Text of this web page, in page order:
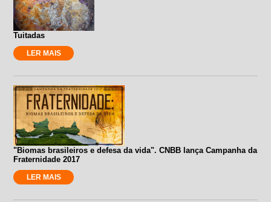
Tuitadas
LER MAIS
"Biomas brasileiros e defesa da vida". CNBB lança Campanha da
Fraternidade 2017
LER MAIS